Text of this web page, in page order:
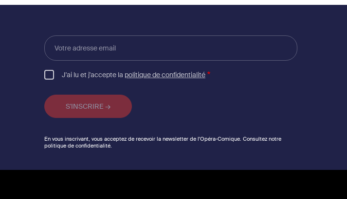
Votre
adresse
email
J'ai lu et j'accepte la politique de confidentialité
En vous inscrivant, vous acceptez de recevoir la newsletter de l'Opéra-Comique. Consultez notre
politique de confidentialité.